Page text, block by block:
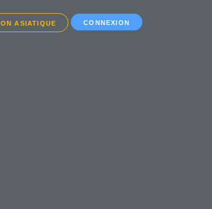
ASIATIQUE CONNEXION